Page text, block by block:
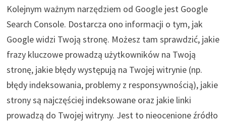
Kolejnym ważnym narzędziem od Google jest Google
Search Console. Dostarcza ono informacji o tym, jak
Google widzi Twoją stronę. Możesz tam sprawdzić, jakie
frazy kluczowe prowadzą użytkowników na Twoją
stronę, jakie błędy występują na Twojej witrynie (np.
błędy indeksowania, problemy z responsywnością), jakie
strony są najczęściej indeksowane oraz jakie linki
prowadzą do Twojej witryny. Jest to nieocenione źródło